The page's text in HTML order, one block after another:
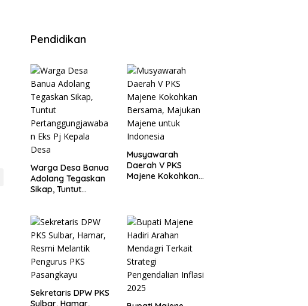
Pendidikan
Warga Desa Banua
Adolang Tegaskan
Sikap, Tuntut
Desa
Musyawarah
Daerah V PKS
Majene Kokohkan
Sekretaris DPW PKS
Sulbar, Hamar,